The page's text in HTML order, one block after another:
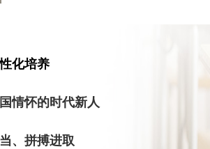
家、辽宁省校外教育联盟秘书长、
秀班主任、大连市优秀教师、大连
重要领导职务。任大连市第五中学
革，倡导一切为了学生，让每个孩
面貌、教学成绩等方面都发生了翻
示范高中，辽宁省新课改典型经验
撰写论文多次在《辽宁教育》、《
破，在大连教育界形成了五中现象。
化培养
情怀的时代新人
、拼搏进取